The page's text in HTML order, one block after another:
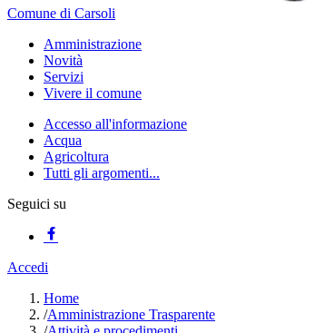
Comune di Carsoli
Amministrazione
Novità
Servizi
Vivere il comune
Accesso all'informazione
Acqua
Agricoltura
Tutti gli argomenti...
Seguici su
Accedi
Home
/Amministrazione Trasparente